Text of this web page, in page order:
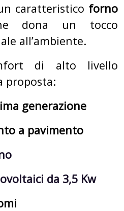
caratteristico forno
dona un tocco
all’ambiente.
di alto livello
proposta:
generazione
a pavimento
da 3,5 Kw